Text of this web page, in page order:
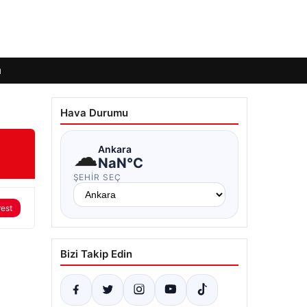
Hava Durumu
☁Ankara
NaN°C
ŞEHIR SEÇ
Bizi Takip Edin